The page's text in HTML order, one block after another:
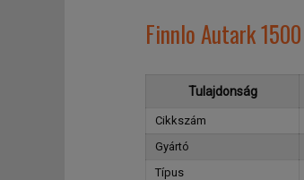
Finnlo Autark
Tulajdonság
Cikkszám
Gyártó
Típus